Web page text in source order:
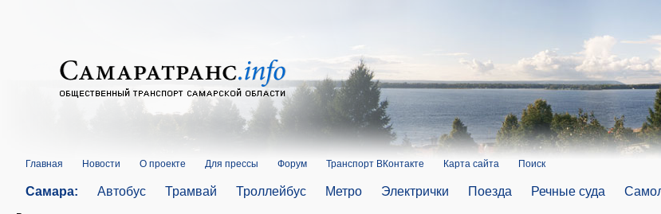
Главная Новости О проекте Для прессы Форум Транспорт ВКонтакте Карта сайта Поиск
Самара: Автобус Трамвай Троллейбус Метро Электрички Поезда Речные суда